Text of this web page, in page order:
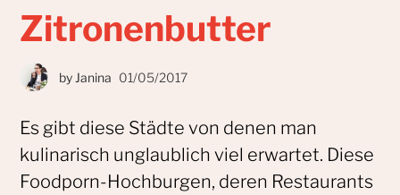
Zitronenbutter
by Janina 01/05/2017
Es gibt diese Städte von denen man
kulinarisch unglaublich viel erwartet. Diese
Foodporn-Hochburgen, deren Restaurants